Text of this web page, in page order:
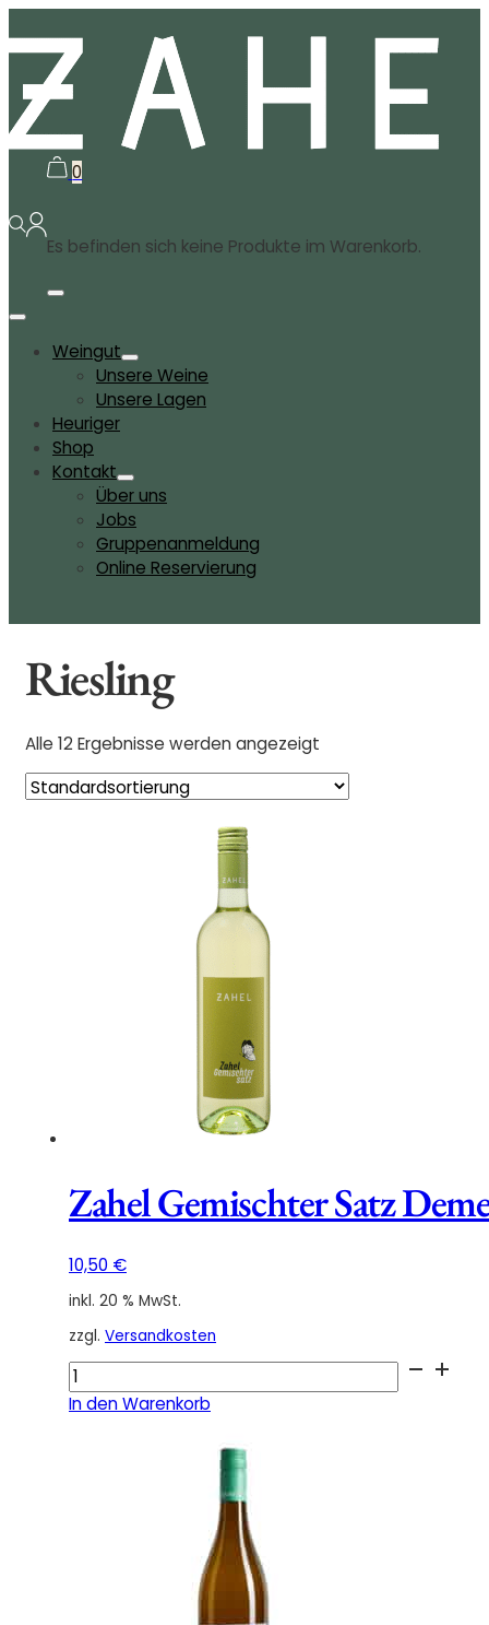
0
Es befinden sich keine Produkte im Warenkorb.
Weingut
Unsere Weine
Unsere Lagen
Heuriger
Shop
Kontakt
Über uns
Jobs
Gruppenanmeldung
Online Reservierung
Riesling
Alle 12 Ergebnisse werden angezeigt
Zahel Gemischter Satz
10,50 €
inkl. 20 % MwSt.
zzgl. Versandkosten
Zahel
Gemischter
Satz
In den Warenkorb